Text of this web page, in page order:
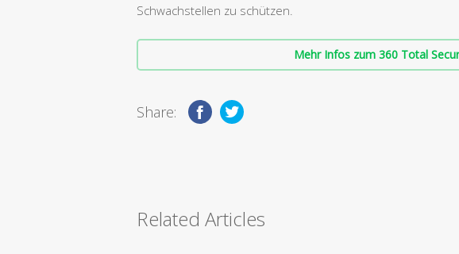
Schwachstellen zu schützen.
Mehr Infos zum 360 Total
Share:
Related Articles